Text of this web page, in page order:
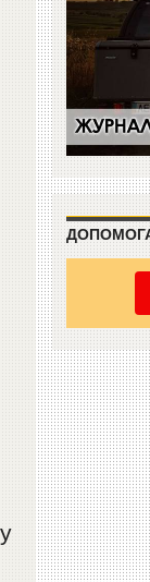
ДОПОМОГА